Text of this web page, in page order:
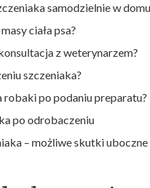
samodzielnie w
ciała psa?
z weterynarzem?
szczeniaka?
robaki po podaniu preparatu?
po odrobaczeniu
– możliwe skutki uboczne